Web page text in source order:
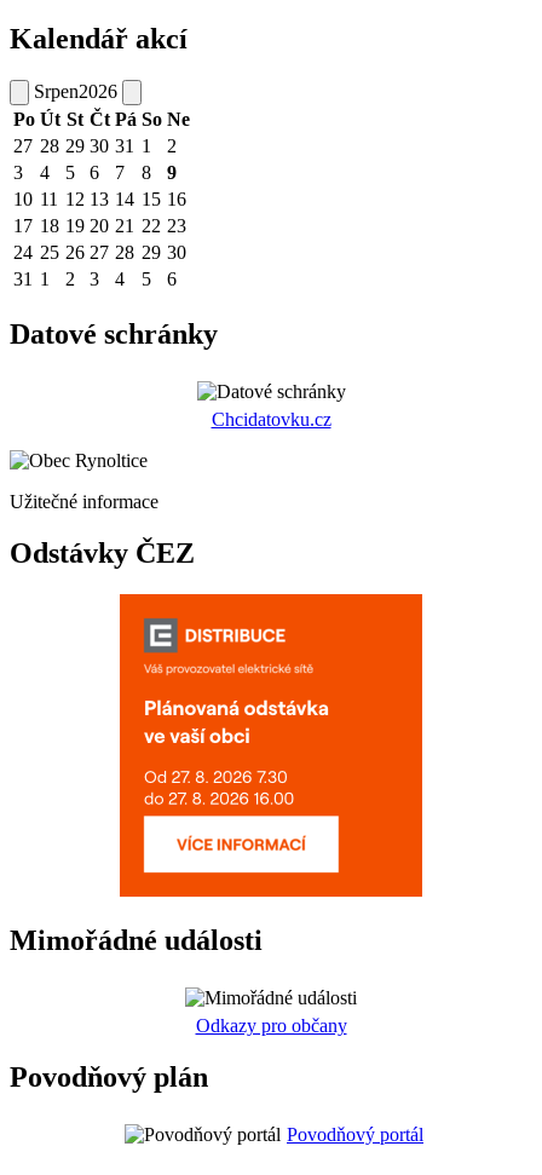
Kalendář akcí
Srpen2026
Po Út St Čt Pá So Ne
27 28 29 30 31 1
2
3
4 5 6 7 8
9
10 11 12 13 14 15 16
17 18 19 20 21 22 23
24 25 26 27 28 29 30
31 1 2 3 4 5 6
Datové schránky
Chcidatovku.cz
Užitečné informace
Odstávky ČEZ
Mimořádné události
Odkazy pro občany
Povodňový plán
Povodňový portál